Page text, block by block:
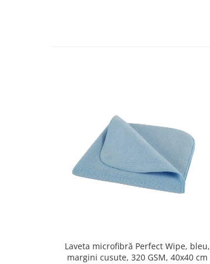
Laveta microfibră Perfect Wipe, bleu,
margini cusute, 320 GSM, 40x40 cm